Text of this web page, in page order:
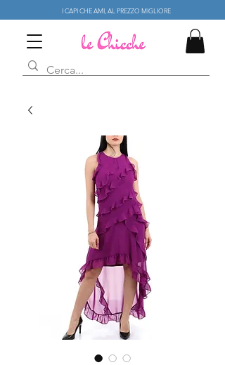
I CAPI CHE AMI, AL PREZZO MIGLIORE